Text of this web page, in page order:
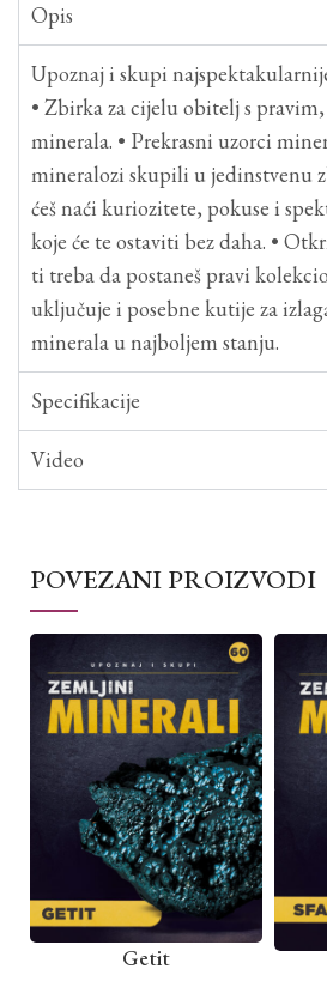
Opis
Upoznaj i skupi
• Zbirka za cijelu obitelj s
minerala. • Prekrasni uzorci
mineralozi skupili u jedinstvenu
ćeš naći kuriozitete, pokuse i
koje će te ostaviti bez daha. •
ti treba da postaneš pravi
uključuje i posebne kutije za
minerala u najboljem stanju.
Specifikacije
Video
POVEZANI PROIZVODI
Getit